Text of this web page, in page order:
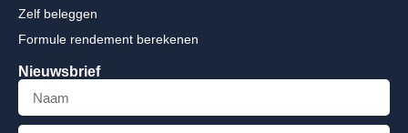
Zelf beleggen
Formule rendement berekenen
Nieuwsbrief